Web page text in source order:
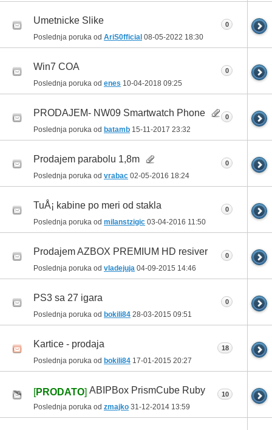
Umetnicke Slike
Poslednja poruka od AriS0fficial 08-05-2022 18:30
0
Win7 COA
Poslednja poruka od enes 10-04-2018 09:25
0
PRODAJEM- NW09 Smartwatch Phone
Poslednja poruka od batamb 15-11-2017 23:32
0
Prodajem parabolu 1,8m
Poslednja poruka od vrabac 02-05-2016 18:24
0
TuÅ¡ kabine po meri od stakla
Poslednja poruka od milanstzigic 03-04-2016 11:50
0
Prodajem AZBOX PREMIUM HD resiver
Poslednja poruka od vladejuja 04-09-2015 14:46
0
PS3 sa 27 igara
Poslednja poruka od bokili84 28-03-2015 09:51
0
Kartice - prodaja
Poslednja poruka od bokili84 17-01-2015 20:27
18
[PRODATO] ABIPBox PrismCube Ruby
Poslednja poruka od zmajko 31-12-2014 13:59
10